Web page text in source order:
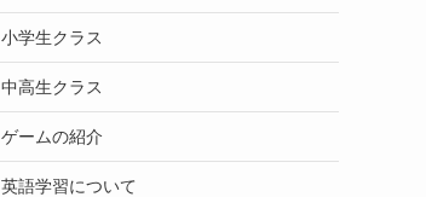
小学生クラス
中高生クラス
ゲームの紹介
英語学習について